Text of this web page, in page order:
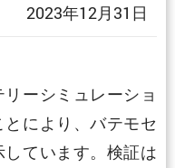
2023年12月31日
ーシミュレーショ
により、バテモセ
ています。検証は